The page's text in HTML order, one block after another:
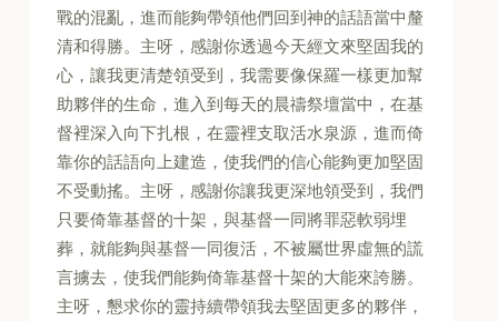
戰的混亂，進而能夠帶領他們回到神的話語當中釐
清和得勝。主呀，感謝你透過今天經文來堅固我的
心，讓我更清楚領受到，我需要像保羅一樣更加幫
助夥伴的生命，進入到每天的晨禱祭壇當中，在基
督裡深入向下扎根，在靈裡支取活水泉源，進而倚
靠你的話語向上建造，使我們的信心能夠更加堅固
不受動搖。主呀，感謝你讓我更深地領受到，我們
只要倚靠基督的十架，與基督一同將罪惡軟弱埋
葬，就能夠與基督一同復活，不被屬世界虛無的謊
言擄去，使我們能夠倚靠基督十架的大能來誇勝。
主呀，懇求你的靈持續帶領我去堅固更多的夥伴，